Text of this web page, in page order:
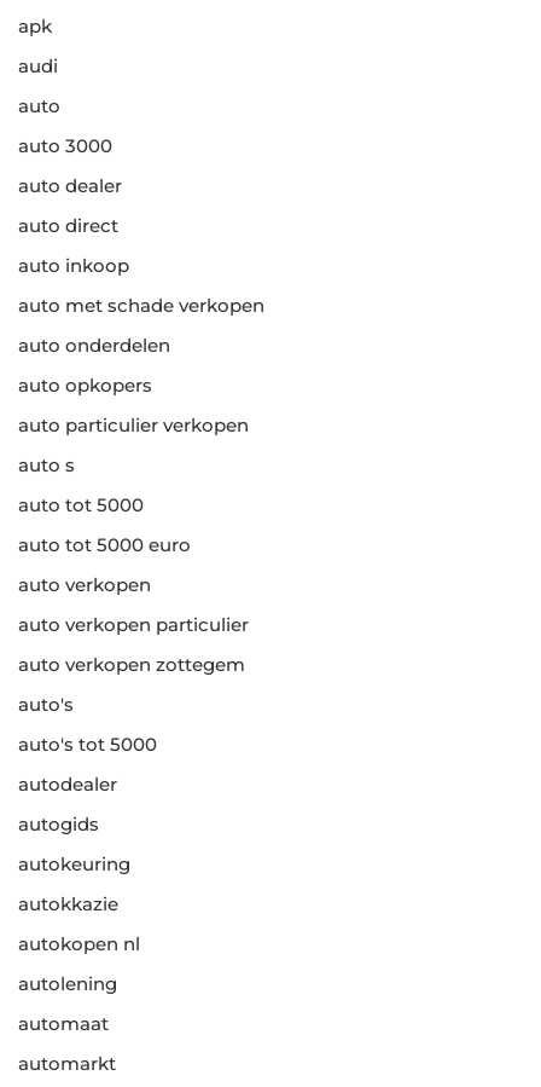
apk
audi
auto
auto 3000
auto dealer
auto direct
auto inkoop
auto met schade verkopen
auto onderdelen
auto opkopers
auto particulier verkopen
auto s
auto tot 5000
auto tot 5000 euro
auto verkopen
auto verkopen particulier
auto verkopen zottegem
auto's
auto's tot 5000
autodealer
autogids
autokeuring
autokkazie
autokopen nl
autolening
automaat
automarkt